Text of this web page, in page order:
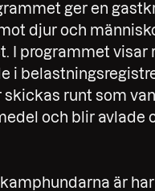
ger en
djur och
I programmet visar
i
runt som
och blir
är